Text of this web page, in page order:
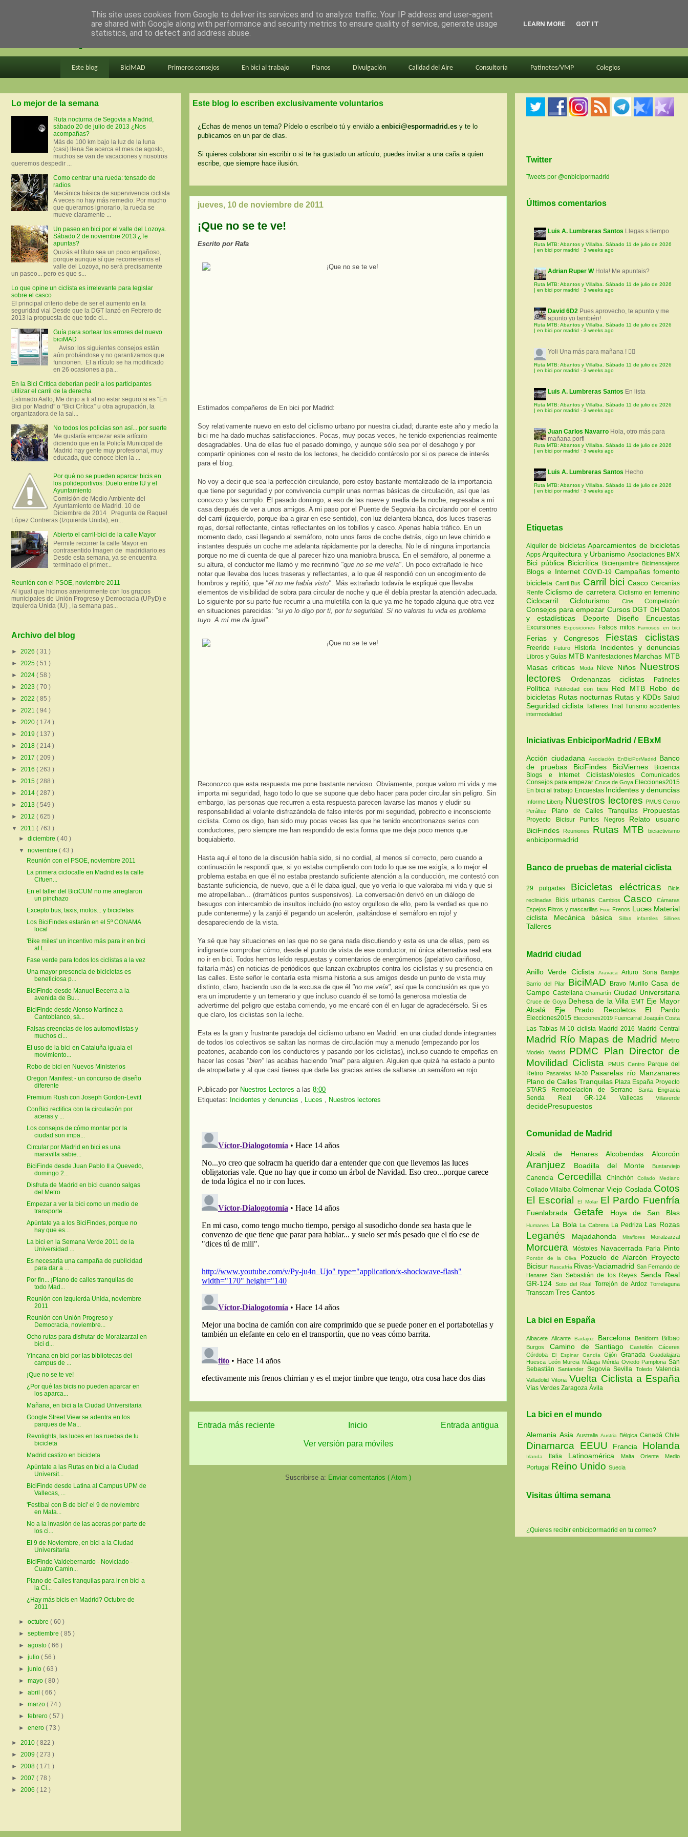
en bici por madrid
Este blog BiciMAD Primeros consejos En bici al trabajo Planos Divulgación Calidad del Aire Consultoría Patinetes/VMP Colegios
Este blog lo escriben exclusivamente voluntarios
¿Echas de menos un tema? Pídelo o escríbelo tú y enviálo a enbici@espormadrid.es y te lo
publicamos en un par de días.
Si quieres colaborar sin escribir o si te ha gustado un artículo, puedes invitar a una caña a quien
escribe, que siempre hace ilusión.
jueves, 10 de noviembre de 2011
¡Que no se te ve!
Escrito por Rafa
Estimados compañeros de En bici por Madrid:
Soy relativamente nuevo en esto del ciclismo urbano por nuestra ciudad; durante este año y medio la
bici me ha dado muchas satisfacciones. Pocas, muy pocas veces, he tenido experiencias realmente
desagradables. Una de ellas fue el pasado domingo, y aunque sólo sea por el desahogo y por
compartir opiniones con el resto de los lectores, he decidido contároslo por si os parece de interés
para el blog.
No voy a decir que sea la perfección circulando, pero estoy bastante mentalizado de la importancia
que tiene por seguridad y por convivencia cumplir unas normas básicas de circulación, así que las
conozco y las cumplo. El pasado domingo, a eso de las nueve y media de la noche, regresaba a mi
casa después de ver a unos amigos. A mi paso por el Puente de Segovia iba circulando por el centro
del carril (izquierdo, porque iba a girar en ese sentido), con luz delantera blanca, dos luces traseras
rojas, dorsal reflectante, cintas reflectantes en los tobillos y casco. Apenas había tráfico. En un
momento dado, casi llegando al semáforo, noto unos faros de coche detrás, oigo un leve chirrido e
instantes después un coche me adelanta rápidamente por la derecha. No le di ninguna importancia
porque no me di cuenta de que al parecer hizo una maniobra brusca. En el semáforo, al ponerme a
su altura, el conductor me llamó y me recriminó "que no se me veía" . Un poco extrañado le hice
notar que llevaba dos luces traseras y reflectantes, a lo que él respondió con un encogimiento de
hombros y repitió, que "él no me había visto" . Más extrañado todavía le expliqué que llevaba
elementos de visibilidad de sobra para circular de noche y que él debía prestar la atención adecuada.
Lo siguiente por su parte fue recurrir a una muletilla con la que ya me he topado alguna que otra vez
en situaciones parecidas: "si yo lo digo por ti, por tu seguridad. Si no valoras tu vida es problema
tuyo. A mí me da igual"
Reconozco que esta respuesta me pone bastante nervioso. Obviamente, porque valoro mi vida y me
importa mi seguridad, hago todo lo que se supone que debo hacer para poder circular sin peligro. Sin
embargo, las personas que recurren a esta respuesta parecen lavarse las manos y eludir su
responsabilidad al volante disfrazándola de falso interés por mi seguridad, pobrecito e inconsciente
ciclista. Como os digo, han sido muy pocas veces las que he tenido encontronazos serios con
conductores, pero siempre me han respondido de esta forma que me deja poco menos que
boquiabierto.
Hasta aquí el tono de la discusión había sido, si no cordial, al menos sí correcto, pero cuando a
continuación le respondí que, si yo estaba cumpliendo con todo lo que se me exigía, a lo mejor el
problema estaba en que él no estaba prestando suficiente atención a la conducción, me contestó con
bastante suficiencia, de nuevo, que a él le daba igual, que yo vería lo que valoraba mi vida y que si
me atropellaban... (dramáticos puntos suspensivos). La conversación derivó en un diálogo de
besugos con intercambio de insultos incluido (no estoy orgulloso de ello, pero la verdad es que no
pude contenerme) y la zanjó él pegando un acelerón, ¡saltándose el semáforo en rojo! y
desapareciendo de la vista.
Ya sé que hay situaciones en las que no se gana nada discutiendo y esta es una de ellas, pero es
indignante comprobar cómo, desde el punto de vista de ese conductor, mi única alternativa real era
no ir en bici. Todos hemos leído respuestas y comentarios de energúmenos (apelativo cariñoso,
faltaría más) en noticias de periódicos que lanzan exabruptos contra los ciclistas y su presencia en
las calles. Este señor le contaría esta misma historia a sus amigos desde un punto de vista muy
distinto, claro, haciendo uso de la excusa de que él "no me veía", así que la conclusión es que yo
era un imprudente y un temerario y que incluso cuando él se tomó la generosa molestia de
advertirme del peligro que estaba corriendo, yo me encaré con él en lugar de agradecérselo. Si es
que claro, los ciclistas son la leche.
Esta es la gran y frustrante paradoja del ciclismo urbano en Madrid: en una ciudad donde integrantes
de todos los colectivos se saltan las normas de circulación muy a menudo (empezando por los
peatones, acabando con los conductores y pasando por los ciclistas), incluso cuando te empeñas en
hacer las cosas "bien" las acabas haciendo "mal" para alguien. Alguien que quizá ha estado a punto
de atropellarte y al que casi tienes que darle las gracias antes de saltarse un semáforo en rojo.
Publicado por Nuestros Lectores a las 8:00
Etiquetas: Incidentes y denuncias , Luces , Nuestros lectores
Entrada más reciente Entrada antigua
Inicio
Ver versión para móviles
Suscribirse a: Enviar comentarios ( Atom )
Lo mejor de la semana
Ruta nocturna de Segovia a Madrid,
sábado 20 de julio de 2013 ¿Nos
acompañas?
Más de 100 km bajo la luz de la luna
(casi) llena Se acerca el mes de agosto,
muchos se van de vacaciones y nosotros
queremos despedir ...
Como centrar una rueda: tensado de
radios
Mecánica básica de supervivencia ciclista
A veces no hay más remedio. Por mucho
que queramos ignorarlo, la rueda se
mueve claramente ...
Un paseo en bici por el valle del Lozoya.
Sábado 2 de noviembre 2013 ¿Te
apuntas?
Quizás el título sea un poco engañoso,
porque aunque sí que recorreremos el
valle del Lozoya, no será precisamente
un paseo... pero es que s...
Lo que opine un ciclista es irrelevante para legislar
sobre el casco
El principal criterio debe de ser el aumento en la
seguridad vial Desde que la DGT lanzó en Febrero de
2013 la propuesta de que todo ci...
Guía para sortear los errores del nuevo
biciMAD
Aviso: los siguientes consejos están
aún probándose y no garantizamos que
funcionen. El a rtículo se ha modificado
en 26 ocasiones a pa...
En la Bici Crítica deberían pedir a los participantes
utilizar el carril de la derecha
Estimado Aalto, Me dirijo a ti al no estar seguro si es “En
Bici por Madrid” o “Bici Crítica” u otra agrupación, la
organizadora de la sal...
No todos los policías son así... por suerte
Me gustaría empezar este artículo
diciendo que en la Policía Municipal de
Madrid hay gente muy profesional, muy
educada, que conoce bien la ...
Por qué no se pueden aparcar bicis en
los polideportivos: Duelo entre IU y el
Ayuntamiento
Comisión de Medio Ambiente del
Ayuntamiento de Madrid. 10 de
Diciembre de 2014 Pregunta de Raquel
López Contreras (Izquierda Unida), en...
Abierto el carril-bici de la calle Mayor
Permite recorrer la calle Mayor en
contrasentido Imagen de madridiario.es
Desde esta semana, ya se encuentra
terminado el primer...
Reunión con el PSOE, noviembre 2011
Al igual que hicimos anteriormente con los grupos
municipales de Unión Progreso y Democracia (UPyD) e
Izquierda Unida (IU) , la semana pas...
Archivo del blog
► 2026 ( 31 )
► 2025 ( 51 )
► 2024 ( 58 )
► 2023 ( 70 )
► 2022 ( 85 )
► 2021 ( 94 )
► 2020 ( 174 )
► 2019 ( 137 )
► 2018 ( 214 )
► 2017 ( 209 )
► 2016 ( 263 )
► 2015 ( 288 )
► 2014 ( 287 )
► 2013 ( 549 )
► 2012 ( 625 )
▼ 2011 ( 763 )
►diciembre( 40 )
▼noviembre( 43 )
Reunión con el PSOE, noviembre 2011
La primera ciclocalle en Madrid es la calle
Cifuen...
En el taller del BiciCUM no me arreglaron
un pinchazo
Excepto bus, taxis, motos... y bicicletas
Los BiciFindes estarán en el 5º CONAMA
local
'Bike miles' un incentivo más para ir en bici
al t...
Fase verde para todos los ciclistas a la vez
Una mayor presencia de bicicletas es
beneficiosa p...
BiciFinde desde Manuel Becerra a la
avenida de Bu...
BiciFinde desde Alonso Martínez a
Cantoblanco, sá...
Falsas creencias de los automovilistas y
muchos ci...
El uso de la bici en Cataluña iguala el
movimiento...
Robo de bici en Nuevos Ministerios
Oregon Manifest - un concurso de diseño
diferente
Premium Rush con Joseph Gordon-Levitt
ConBici rectifica con la circulación por
aceras y ...
Los consejos de cómo montar por la
ciudad son impa...
Circular por Madrid en bici es una
maravilla sabie...
BiciFinde desde Juan Pablo II a Quevedo,
domingo 2...
Disfruta de Madrid en bici cuando salgas
del Metro
Empezar a ver la bici como un medio de
transporte ...
Apúntate ya a los BiciFindes, porque no
hay que es...
La bici en la Semana Verde 2011 de la
Universidad ...
Es necesaria una campaña de publicidad
para dar a ...
Por fin... ¡Plano de calles tranquilas de
todo Mad...
Reunión con Izquierda Unida, noviembre
2011
Reunión con Unión Progreso y
Democracia, noviembre...
Ocho rutas para disfrutar de Moralzarzal en
bici d...
Yincana en bici por las bibliotecas del
campus de ...
¡Que no se te ve!
¿Por qué las bicis no pueden aparcar en
los aparca...
Mañana, en bici a la Ciudad Universitaria
Google Street View se adentra en los
parques de Ma...
Revolights, las luces en las ruedas de tu
bicicleta
Madrid castizo en bicicleta
Apúntate a las Rutas en bici a la Ciudad
Universit...
BiciFinde desde Latina al Campus UPM de
Vallecas, ...
'Festibal con B de bici' el 9 de noviembre
en Mata...
No a la invasión de las aceras por parte de
los ci...
El 9 de Noviembre, en bici a la Ciudad
Universitaria
BiciFinde Valdebernardo - Noviciado -
Cuatro Camin...
Plano de Calles tranquilas para ir en bici a
la Ci...
¿Hay más bicis en Madrid? Octubre de
2011
►octubre( 60 )
►septiembre( 85 )
►agosto( 66 )
►julio( 56 )
►junio( 63 )
►mayo( 80 )
►abril( 66 )
►marzo( 74 )
►febrero( 57 )
►enero( 73 )
► 2010 ( 822 )
► 2009 ( 273 )
► 2008 ( 171 )
► 2007 ( 78 )
► 2006 ( 12 )
Twitter
Tweets por @enbicipormadrid
Últimos comentarios
Luis A. Lumbreras Santos Llegas s tiempo
Ruta MTB: Abantos y Villalba. Sábado 11 de julio de 2026
| en bici por madrid · 3 weeks ago
Adrian Ruper W Hola! Me apuntais?
Ruta MTB: Abantos y Villalba. Sábado 11 de julio de 2026
| en bici por madrid · 3 weeks ago
David 6D2 Pues aprovecho, te apunto y me
apunto yo también!
Ruta MTB: Abantos y Villalba. Sábado 11 de julio de 2026
| en bici por madrid · 3 weeks ago
Yoli Una más para mañana ! 🚵‍♀️
Ruta MTB: Abantos y Villalba. Sábado 11 de julio de 2026
| en bici por madrid · 3 weeks ago
Luis A. Lumbreras Santos En lista
Ruta MTB: Abantos y Villalba. Sábado 11 de julio de 2026
| en bici por madrid · 3 weeks ago
Juan Carlos Navarro Hola, otro más para
mañana porfi
Ruta MTB: Abantos y Villalba. Sábado 11 de julio de 2026
| en bici por madrid · 3 weeks ago
Luis A. Lumbreras Santos Hecho
Ruta MTB: Abantos y Villalba. Sábado 11 de julio de 2026
| en bici por madrid · 3 weeks ago
Etiquetas
Alquiler de bicicletasAparcamientos de bicicletas
AppsArquitectura y Urbanismo Asociaciones BMX
Bici pública Bicicrítica Bicienjambre Bicimensajeros
Blogs e InternetCOVID-19 Campañas fomento
bicicleta Carril Bus Carril biciCascoCercanías
RenfeCiclismo de carretera Ciclismo en femenino
CiclocarrilCicloturismo CineCompetición
Consejos para empezar Cursos DGT DH Datos
y estadísticas Deporte Diseño Encuestas
ExcursionesExposiciones Falsos mitosFamosos en bici
Ferias y Congresos Fiestas ciclistas
Freeride Futuro Historia Incidentes y denuncias
Libros y Guías MTB Manifestaciones Marchas MTB
Masas críticas
Moda Nieve Niños Nuestros
lectores
Ordenanzas ciclistas Patinetes
Política Publicidad con bicis Red MTB Robo de
bicicletas Rutas nocturnas Rutas y KDDs Salud
Seguridad ciclistaTalleres Trial Turismoaccidentes
intermodalidad
Iniciativas EnbiciporMadrid / EBxM
Acción ciudadana Asociación EnBiciPorMadrid
Banco
de pruebas
BiciFindes BiciViernes
Biciencia
Blogs e Internet
CiclistasMolestos
Comunicados
Consejos para empezar Cruce de Goya Elecciones2015
En bici al trabajo Encuestas Incidentes y denuncias
Informe Liberty Nuestros lectores
PMUS Centro
Peráltez
Plano de Calles Tranquilas Propuestas
Proyecto Bicisur Puntos Negros
Relato usuario
BiciFindes
Reuniones Rutas MTB biciactivismo
enbicipormadrid
Banco de pruebas de material ciclista
29 pulgadas Bicicletas eléctricas
Bicis
reclinadas
Bicis urbanas Cambios Casco
Cámaras
Espejos Filtros y mascarillas Fixie Frenos Luces Material
ciclista
Mecánica básica Sillas infantiles Sillines
Talleres
Madrid ciudad
Anillo Verde Ciclista AravacaArturo Soria
Barajas
Barrio del Pilar BiciMAD Bravo MurilloCasa de
Campo Castellana Chamartín Ciudad Universitaria
Cruce de Goya Dehesa de la Villa EMT Eje Mayor
Alcalá Eje Prado Recoletos El Pardo
Elecciones2015 Elecciones2019 Fuencarral Joaquín Costa
Las Tablas M-10 ciclista Madrid 2016 Madrid Central
Madrid Río Mapas de Madrid Metro
Modelo Madrid PDMC Plan Director de
Movilidad Ciclista
PMUS Centro Parque del
Retiro Pasarelas M-30 Pasarelas río Manzanares
Plano de Calles Tranquilas Plaza España Proyecto
STARS Remodelación de Serrano Santa Engracia
Senda Real GR-124 Vallecas Villaverde
decidePresupuestos
Comunidad de Madrid
Alcalá de HenaresAlcobendas Alcorcón
Aranjuez Boadilla del Monte Bustarviejo
Canencia Cercedilla ChinchónCollado Mediano
Collado Villalba Colmenar Viejo Coslada Cotos
El EscorialEl Molar El Pardo Fuenfría
Fuenlabrada Getafe Hoya de San Blas
Humanes La Bola La Cabrera La Pedriza Las Rozas
Leganés Majadahonda Miraflores Moralzarzal
Morcuera Móstoles Navacerrada Parla Pinto
Pontón de la Oliva Pozuelo de Alarcón Proyecto
BicisurRascafría Rivas-Vaciamadrid San Fernando de
HenaresSan Sebastián de los Reyes Senda Real
GR-124Soto del Real Torrejón de ArdozTorrelaguna
Transcam Tres Cantos
La bici en España
AlbaceteAlicanteBadajoz Barcelona Benidorm Bilbao
Burgos Camino de SantiagoCastellónCáceres
Córdoba El Espinar GandíaGijónGranadaGuadalajara
Huesca León Murcia Málaga Mérida Oviedo PamplonaSan
Sebastián Santander SegoviaSevillaToledoValencia
ValladolidVitoria Vuelta Ciclista a España
Vías Verdes Zaragoza Ávila
La bici en el mundo
Alemania Asia Australia Austria Bélgica Canadá Chile
Dinamarca EEUU Francia Holanda
Irlanda Italia Latinoamérica Malta Oriente Medio
Portugal Reino Unido Suecia
Visitas última semana
¿Quieres recibir enbicipormadrid en tu correo?
This site uses cookies from Google to deliver its services and to analyze traffic. Your IP address and user-agent
are shared with Google along with performance and security metrics to ensure quality of service, generate usage
statistics, and to detect and address abuse.
LEARN MORE GOT IT